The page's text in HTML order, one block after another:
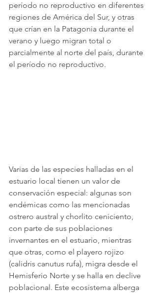
período no reproductivo en diferentes
regiones de América del Sur, y otras
que crían en la Patagonia durante el
verano y luego migran total o
parcialmente al norte del país, durante
el período no reproductivo.
Varias de las especies halladas en el
estuario local tienen un valor de
conservación especial: algunas son
endémicas como las mencionadas
ostrero austral y chorlito ceniciento,
con parte de sus poblaciones
invernantes en el estuario, mientras
que otras, como el playero rojizo
(calidris canutus rufa), migra desde el
Hemisferio Norte y se halla en declive
poblacional. Este ecosistema alberga